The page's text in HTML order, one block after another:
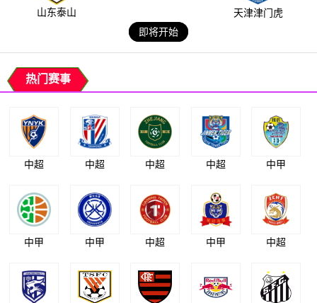
山东泰山
天津津门虎
即将开始
热门赛事
中超 中超 中超 中超 中甲
中甲 中甲 中超 中甲 中超